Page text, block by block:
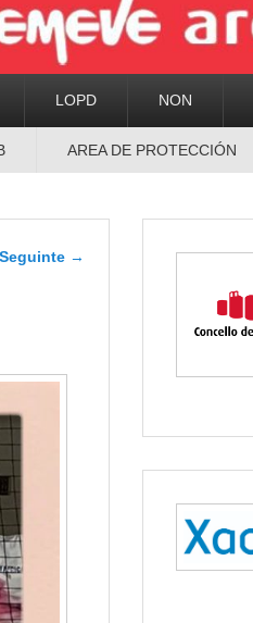
LOPD NON
AREA DE PROTECCIÓN
artigos
Seguinte →